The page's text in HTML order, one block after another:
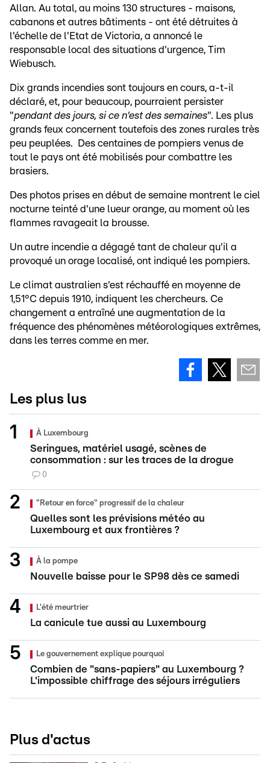
Allan. Au total, au moins 130 structures - maisons,
cabanons et autres bâtiments - ont été détruites à
l'échelle de l'Etat de Victoria, a annoncé le
responsable local des situations d'urgence, Tim
Wiebusch.
Dix grands incendies sont toujours en cours, a-t-il
déclaré, et, pour beaucoup, pourraient persister
"pendant des jours, si ce n'est des semaines". Les plus
grands feux concernent toutefois des zones rurales très
peu peuplées. Des centaines de pompiers venus de
tout le pays ont été mobilisés pour combattre les
brasiers.
Des photos prises en début de semaine montrent le ciel
nocturne teinté d'une lueur orange, au moment où les
flammes ravageait la brousse.
Un autre incendie a dégagé tant de chaleur qu'il a
provoqué un orage localisé, ont indiqué les pompiers.
Le climat australien s'est réchauffé en moyenne de
1,51°C depuis 1910, indiquent les chercheurs. Ce
changement a entraîné une augmentation de la
fréquence des phénomènes météorologiques extrêmes,
dans les terres comme en mer.
Les plus lus
À Luxembourg
Seringues, matériel usagé, scènes de
consommation : sur les traces de la drogue
0
"Retour en force" progressif de la chaleur
Quelles sont les prévisions météo au
Luxembourg et aux frontières ?
À la pompe
Nouvelle baisse pour le SP98 dès ce samedi
L'été meurtrier
La canicule tue aussi au Luxembourg
Le gouvernement explique pourquoi
Combien de "sans-papiers" au Luxembourg ?
L'impossible chiffrage des séjours irréguliers
Plus d'actus